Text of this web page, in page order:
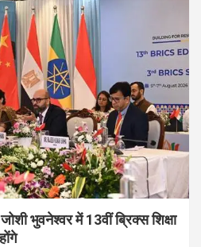
भुवनेश्वर में 13वीं ब्रिक्स शिक्षा